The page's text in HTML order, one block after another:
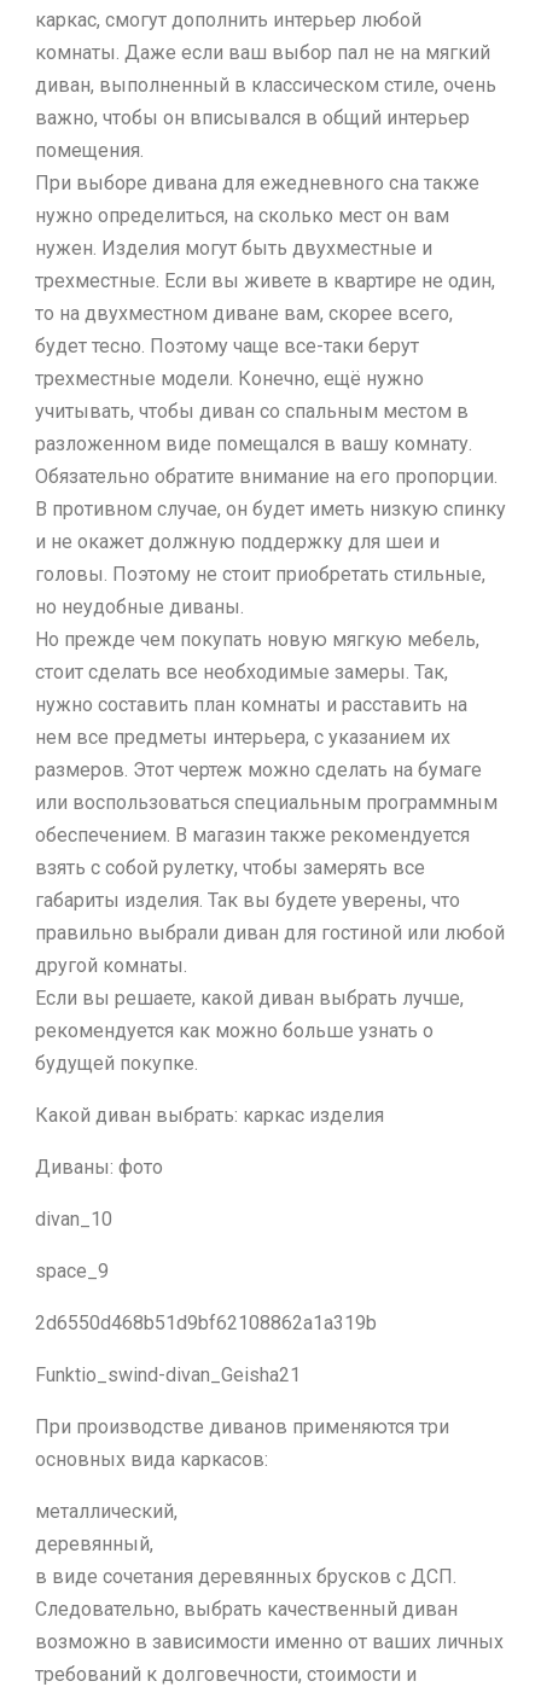
каркас, смогут дополнить интерьер любой
комнаты. Даже если ваш выбор пал не на мягкий
диван, выполненный в классическом стиле, очень
важно, чтобы он вписывался в общий интерьер
помещения.
При выборе дивана для ежедневного сна также
нужно определиться, на сколько мест он вам
нужен. Изделия могут быть двухместные и
трехместные. Если вы живете в квартире не один,
то на двухместном диване вам, скорее всего,
будет тесно. Поэтому чаще все-таки берут
трехместные модели. Конечно, ещё нужно
учитывать, чтобы диван со спальным местом в
разложенном виде помещался в вашу комнату.
Обязательно обратите внимание на его пропорции.
В противном случае, он будет иметь низкую спинку
и не окажет должную поддержку для шеи и
головы. Поэтому не стоит приобретать стильные,
но неудобные диваны.
Но прежде чем покупать новую мягкую мебель,
стоит сделать все необходимые замеры. Так,
нужно составить план комнаты и расставить на
нем все предметы интерьера, с указанием их
размеров. Этот чертеж можно сделать на бумаге
или воспользоваться специальным программным
обеспечением. В магазин также рекомендуется
взять с собой рулетку, чтобы замерять все
габариты изделия. Так вы будете уверены, что
правильно выбрали диван для гостиной или любой
другой комнаты.
Если вы решаете, какой диван выбрать лучше,
рекомендуется как можно больше узнать о
будущей покупке.
Какой диван выбрать: каркас изделия
Диваны: фото
divan_10
space_9
2d6550d468b51d9bf62108862a1a319b
Funktio_swind-divan_Geisha21
При производстве диванов применяются три
основных вида каркасов:
металлический,
деревянный,
в виде сочетания деревянных брусков с ДСП.
Следовательно, выбрать качественный диван
возможно в зависимости именно от ваших личных
требований к долговечности, стоимости и